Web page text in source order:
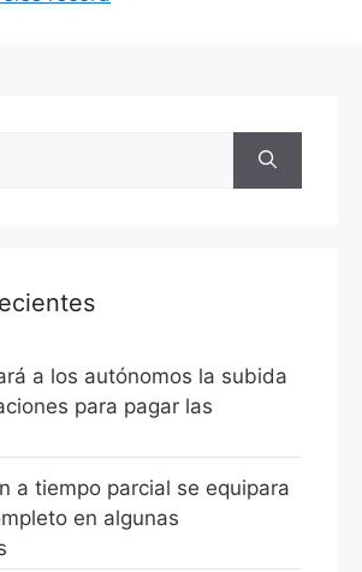
a los autónomos la subida
para pagar las
a tiempo parcial se equipara
en algunas